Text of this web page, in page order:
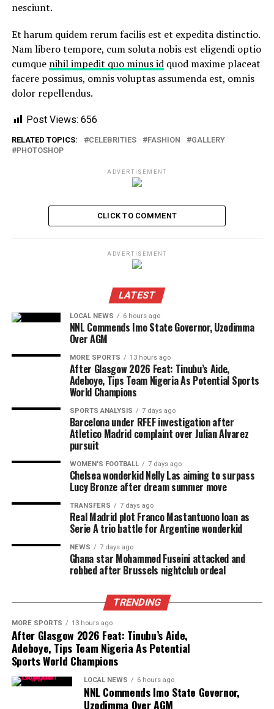
nesciunt.
Et harum quidem rerum facilis est et expedita distinctio.
Nam libero tempore, cum soluta nobis est eligendi optio
cumque nihil impedit quo minus idquod maxime placeat
facere possimus, omnis voluptas assumenda est, omnis
dolor repellendus.
Post Views: 656
RELATED TOPICS: CELEBRITIES FASHION
GALLERY
PHOTOSHOP
ADVERTISEMENT
CLICK TO COMMENT
ADVERTISEMENT
LATEST
LOCAL NEWS 6 hours ago
NNL Commends Imo State Governor, Uzodimma
Over AGM
MORE SPORTS 13 hours ago
After Glasgow 2026 Feat: Tinubu’s Aide,
Adeboye, Tips Team Nigeria As Potential Sports
World Champions
SPORTS ANALYSIS 7 days ago
Barcelona under RFEF investigation after
Atletico Madrid complaint over Julian Alvarez
pursuit
WOMEN'S FOOTBALL 7 days ago
Chelsea wonderkid Nelly Las aiming to surpass
Lucy Bronze after dream summer move
TRANSFERS 7 days ago
Real Madrid plot Franco Mastantuono loan as
Serie A trio battle for Argentine wonderkid
NEWS 7 days ago
Ghana star Mohammed Fuseini attacked and
robbed after Brussels nightclub ordeal
TRENDING
MORE SPORTS 13 hours ago
After Glasgow 2026 Feat: Tinubu’s Aide,
Adeboye, Tips Team Nigeria As Potential
Sports World Champions
LOCAL NEWS 6 hours ago
NNL Commends Imo State Governor,
Uzodimma Over AGM